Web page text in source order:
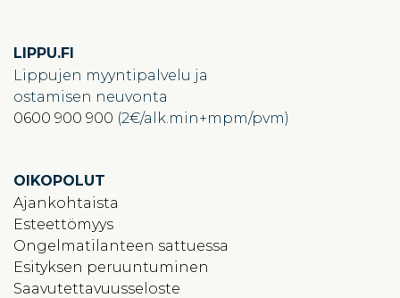
LIPPU.FI
Lippujen myyntipalvelu ja
ostamisen neuvonta
0600 900 900 (2€/alk.min+mpm/pvm)
OIKOPOLUT
Ajankohtaista
Esteettömyys
Ongelmatilanteen sattuessa
Esityksen peruuntuminen
Saavutettavuusseloste